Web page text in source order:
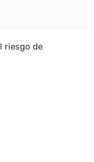
riesgo de